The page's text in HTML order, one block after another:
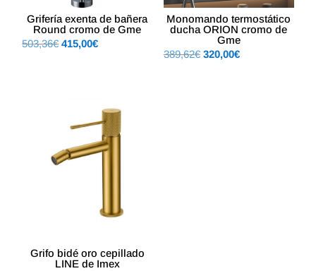
Grifería exenta de bañera
Round cromo de Gme
503,36€ El
415,00€El
415,00€.
Monomando termostático
ducha ORION cromo de
Gme
389,62€ El
320,00€El
Grifo bidé oro cepillado
LINE de Imex